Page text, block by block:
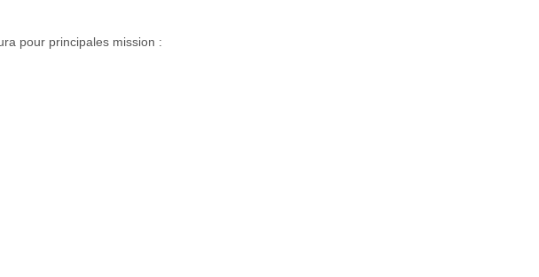
pour principales mission :